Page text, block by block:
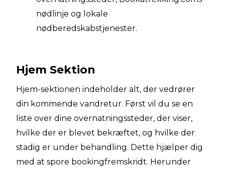
nødlinje og lokale
nødberedskabstjenester.
Hjem Sektion
Hjem-sektionen indeholder alt, der vedrører
din kommende vandretur. Først vil du se en
liste over dine overnatningssteder, der viser,
hvilke der er blevet bekræftet, og hvilke der
stadig er under behandling. Dette hjælper dig
med at spore bookingfremskridt. Herunder